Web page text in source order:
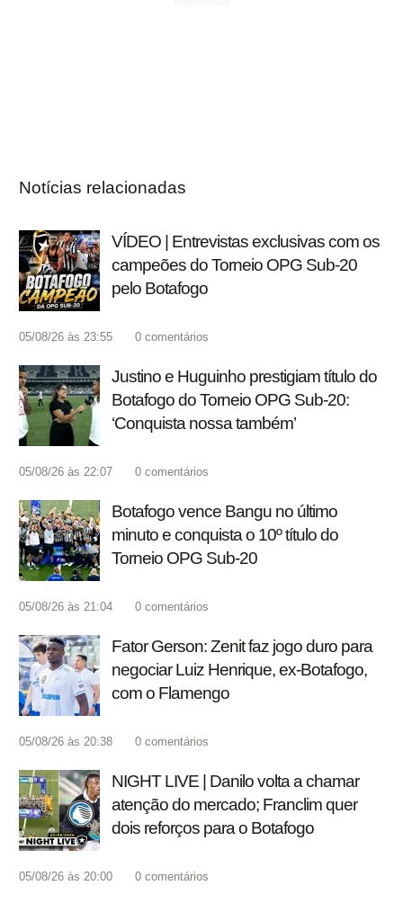
Notícias relacionadas
VÍDEO | Entrevistas exclusivas com os
campeões do Torneio OPG Sub-20
pelo Botafogo
05/08/26 às 23:55 0 comentários
Justino e Huguinho prestigiam título do
Botafogo do Torneio OPG Sub-20:
‘Conquista nossa também’
05/08/26 às 22:07 0 comentários
Botafogo vence Bangu no último
minuto e conquista o 10º título do
Torneio OPG Sub-20
05/08/26 às 21:04 0 comentários
Fator Gerson: Zenit faz jogo duro para
negociar Luiz Henrique, ex-Botafogo,
com o Flamengo
05/08/26 às 20:38 0 comentários
NIGHT LIVE | Danilo volta a chamar
atenção do mercado; Franclim quer
dois reforços para o Botafogo
05/08/26 às 20:00 0 comentários